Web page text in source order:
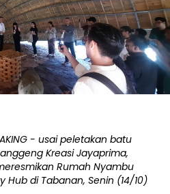
- usai peletakan batu
Kreasi Jayaprima,
Rumah Nyambu
Hub di Tabanan, Senin (14/10)